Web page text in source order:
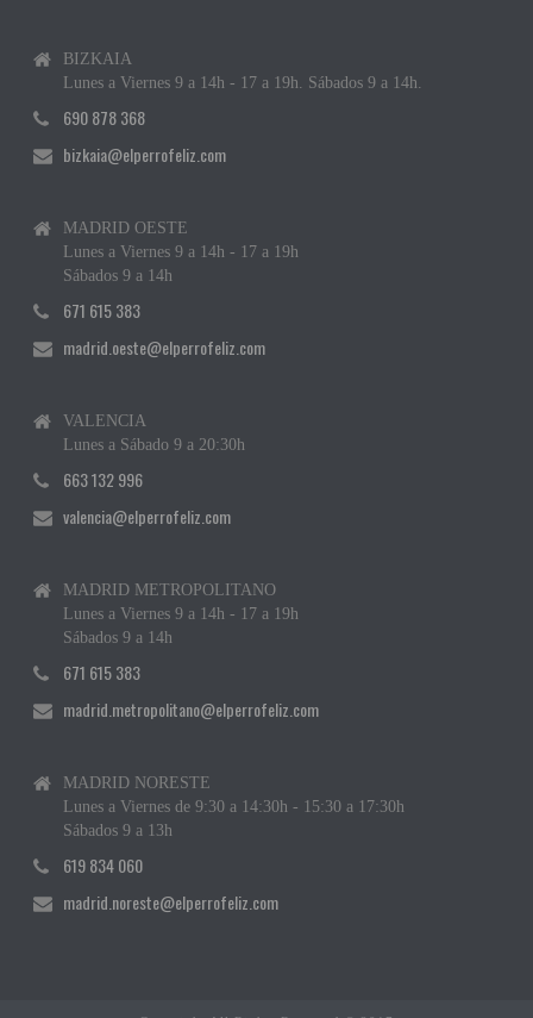
BIZKAIA
Lunes a Viernes 9 a 14h - 17 a 19h. Sábados 9 a 14h.
690 878 368
bizkaia@elperrofeliz.com
MADRID OESTE
Lunes a Viernes 9 a 14h - 17 a 19h
Sábados 9 a 14h
671 615 383
madrid.oeste@elperrofeliz.com
VALENCIA
Lunes a Sábado 9 a 20:30h
663 132 996
valencia@elperrofeliz.com
MADRID METROPOLITANO
Lunes a Viernes 9 a 14h - 17 a 19h
Sábados 9 a 14h
671 615 383
madrid.metropolitano@elperrofeliz.com
MADRID NORESTE
Lunes a Viernes de 9:30 a 14:30h - 15:30 a 17:30h
Sábados 9 a 13h
619 834 060
madrid.noreste@elperrofeliz.com